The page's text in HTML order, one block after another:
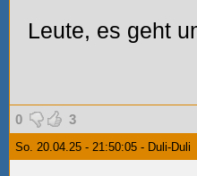
Leute, es geht
0 3
So. 20.04.25 - 21:50:05 - Duli-Duli